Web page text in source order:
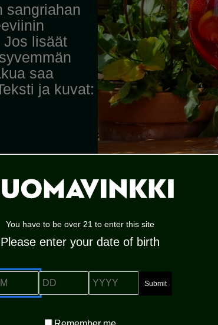
sangriahan
Jos lisäät
saa
ja kuvat:
MENETELMÄ
You have to be over 21 to enter this site
Please enter your date of birth
DD YYYY
Remember